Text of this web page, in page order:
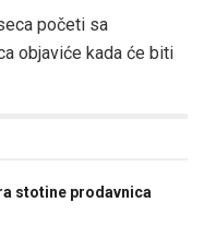
početi sa
objaviće kada će biti
stotine prodavnica